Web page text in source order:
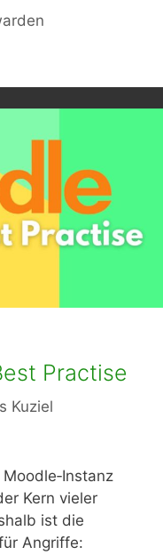
Practise
Kuziel
Kern vieler
ist die
Angriffe: